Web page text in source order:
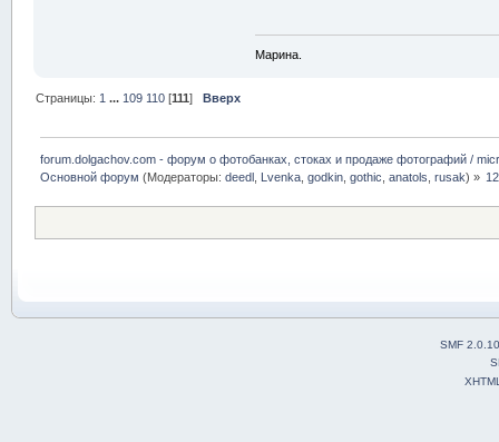
Марина.
Страницы: 1 ... 109 110 [111] Вверх
forum.dolgachov.com - форум о фотобанках, стоках и продаже фотографий /
Основной форум (Модераторы:deedl Lvenka ,godkin ,gothic ,anatols ,rusak) »
SMF